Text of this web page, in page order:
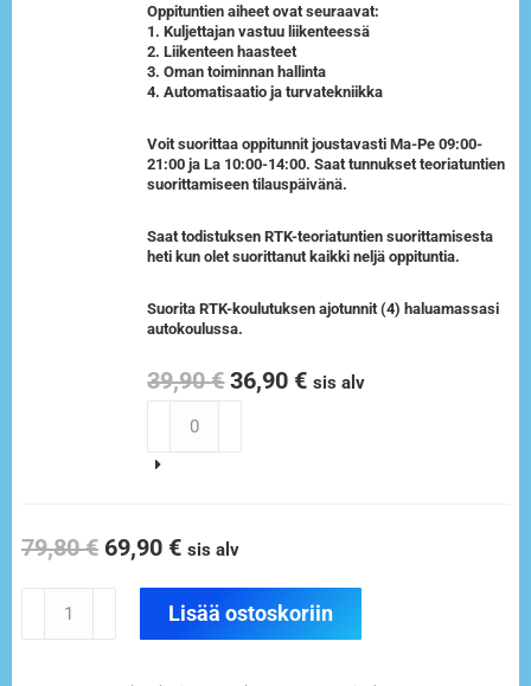
Oppituntien aiheet ovat seuraavat:
1. Kuljettajan vastuu liikenteessä
2. Liikenteen haasteet
3. Oman toiminnan hallinta
4. Automatisaatio ja turvatekniikka
Voit suorittaa oppitunnit joustavasti Ma-Pe 09:00-
21:00 ja La 10:00-14:00. Saat tunnukset teoriatuntien
suorittamiseen tilauspäivänä.
Saat todistuksen RTK-teoriatuntien suorittamisesta
heti kun olet suorittanut kaikki neljä oppituntia.
Suorita RTK-koulutuksen ajotunnit (4) haluamassasi
autokoulussa.
39,90€ 36,90€ sis alv
79,80€ 69,90 € sis alv
Lisää ostoskoriin